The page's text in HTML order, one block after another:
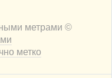
метрами ©
метко